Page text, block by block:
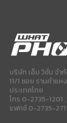
บริษัท เอ็ม วิชั่น จำ
11/1 ซอย รามคำแ
ประเทศไทย
โทร 0-2735-
แฟกซ์ 0-2735-